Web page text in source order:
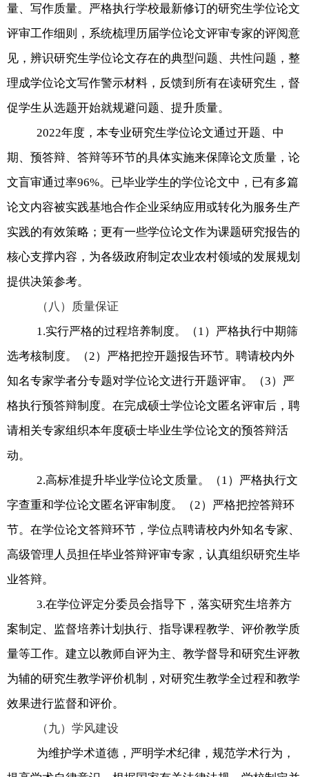
量、写作质量。严格执行学校最新修订的研究生学位论文
评审工作细则，系统梳理历届学位论文评审专家的评阅意
见，辨识研究生学位论文存在的典型问题、共性问题，整
理成学位论文写作警示材料，反馈到所有在读研究生，督
促学生从选题开始就规避问题、提升质量。
2022年度，本专业研究生学位论文通过开题、中
期、预答辩、答辩等环节的具体实施来保障论文质量，论
文盲审通过率96%。已毕业学生的学位论文中，已有多篇
论文内容被实践基地合作企业采纳应用或转化为服务生产
实践的有效策略；更有一些学位论文作为课题研究报告的
核心支撑内容，为各级政府制定农业农村领域的发展规划
提供决策参考。
（八）质量保证
1.实行严格的过程培养制度。（1 ）严格执行中期筛
选考核制度。（2）严格把控开题报告环节。聘请校内外
知名专家学者分专题对学位论文进行开题评审。（3）严
格执行预答辩制度。在完成硕士学位论文匿名评审后，聘
请相关专家组织本年度硕士毕业生学位论文的预答辩活
动。
2.高标准提升毕业学位论文质量。（1 ）严格执行文
字查重和学位论文匿名评审制度。（2）严格把控答辩环
节。在学位论文答辩环节，学位点聘请校内外知名专家、
高级管理人员担任毕业答辩评审专家，认真组织研究生毕
业答辩。
3.在学位评定分委员会指导下，落实研究生培养方
案制定、监督培养计划执行、指导课程教学、评价教学质
量等工作。建立以教师自评为主、教学督导和研究生评教
为辅的研究生教学评价机制，对研究生教学全过程和教学
效果进行监督和评价。
（九）学风建设
为维护学术道德，严明学术纪律，规范学术行为，